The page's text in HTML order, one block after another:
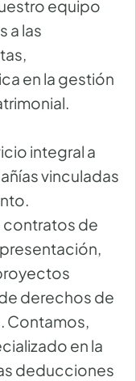
equipo
a las
en la gestión
integral a
vinculadas
contratos de
derechos de
Contamos,
en la
deducciones